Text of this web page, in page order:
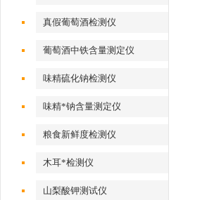
真假葡萄酒检测仪
葡萄酒中铁含量测定仪
味精硫化钠检测仪
味精*钠含量测定仪
粮食新鲜度检测仪
木耳*检测仪
山梨酸钾测试仪